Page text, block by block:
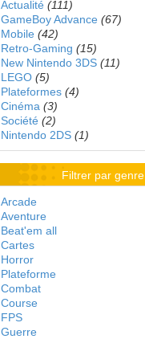
Actualité (111)
GameBoy Advance (67)
Mobile (42)
Retro-Gaming (15)
New Nintendo 3DS (11)
LEGO (5)
Plateformes (4)
Cinéma (3)
Société (2)
Nintendo 2DS (1)
Filtrer par genre
Arcade
Aventure
Beat'em all
Cartes
Horror
Plateforme
Combat
Course
FPS
Guerre